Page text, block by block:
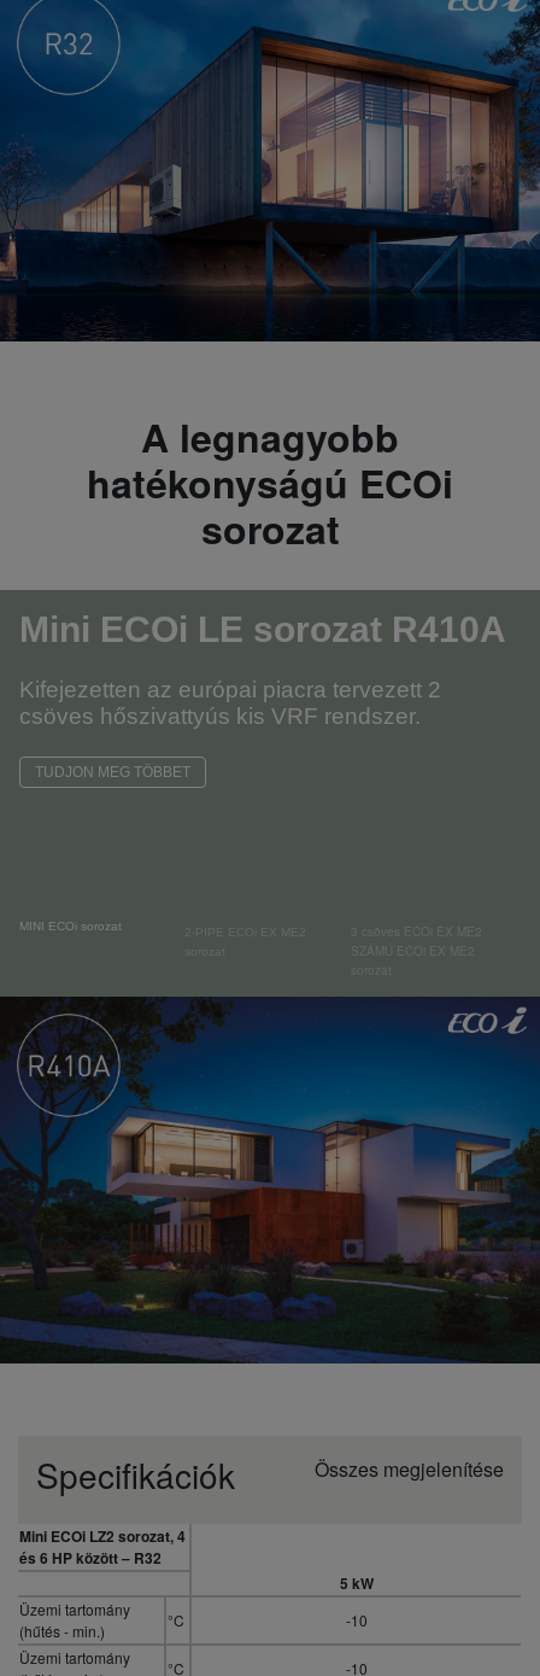
A legnagyobb
hatékonyságú ECOi
sorozat
Mini ECOi LE sorozat R410A
Kifejezetten az európai piacra tervezett 2
csöves hőszivattyús kis VRF rendszer.
TUDJON MEG TÖBBET
MINI ECOi sorozat
2-PIPE ECOi EX ME2
sorozat
3 csöves ECOi EX ME2
SZÁMÚ ECOi EX ME2
sorozat
Specifikációk Összes megjelenítése
Mini ECOi LZ2 sorozat, 4
és 6 HP között – R32
5 kW
Üzemi tartomány
(hűtés - min.)
°C
-10
Üzemi tartomány
°C
-10